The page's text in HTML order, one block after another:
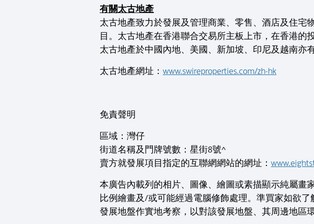
有關太古地產
太古地產致力於發展及管理商業、零售、酒店及住宅
目。太古地產在香港聯合交易所主板上市，在香港的
太古地產於中國內地、美國、新加坡、印尼及越南亦有
太古地產網址： www.swireproperties.com/zh-hk
免責聲明
區域：灣仔
街道名稱及門牌號數：星街8號^
賣方就發展項目指定的互聯網網站的網址：
本廣告內載列的相片、圖像、繪圖或素描顯示純屬畫
比例繪畫及/或可能經過電腦修飾處理。準買家如欲
發展地盤作實地考察，以對該發展地盤、其周邊地區